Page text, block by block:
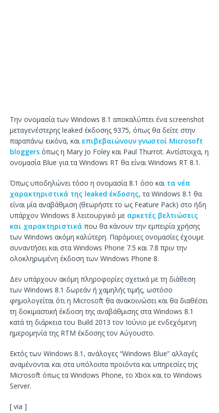
Την ονομασία των Windows 8.1 αποκαλύπτει ένα screenshot
μεταγενέστερης leaked έκδοσης 9375, όπως θα δείτε στην
παραπάνω εικόνα, και επιβεβαιώνουν γνωστοί Microsoft
bloggers όπως η Mary Jo Foley και Paul Thurrot. Αντίστοιχα, η
ονομασία Blue για τα Windows RT θα είναι Windows RT 8.1.
Όπως υποδηλώνει τόσο η ονομασία 8.1 όσο και τα νέα
χαρακτηριστικά της leaked έκδοσης, τα Windows 8.1 θα
είναι μία αναβάθμιση (θεωρήστε το ως Feature Pack) στο ήδη
υπάρχον Windows 8 λειτουργικό με αρκετές βελτιώσεις
και χαρακτηριστικά που θα κάνουν την εμπειρία χρήσης
των Windows ακόμη καλύτερη. Παρόμοιες ονομασίες έχουμε
συναντήσει και στα Windows Phone 7.5 και 7.8 πριν την
ολοκληρωμένη έκδοση των Windows Phone 8.
Δεν υπάρχουν ακόμη πληροφορίες σχετικά με τη διάθεση
των Windows 8.1 δωρεάν ή χαμηλής τιμής, ωστόσο
φημολογείται ότι η Microsoft θα ανακοινώσει και θα διαθέσει
τη δοκιμαστική έκδοση της αναβάθμισης στα Windows 8.1
κατά τη διάρκεια του Build 2013 τον Ιούνιο με ενδεχόμενη
ημερομηνία της RTM έκδοσης τον Αύγουστο.
Εκτός των Windows 8.1, ανάλογες “Windows Blue” αλλαγές
αναμένονται και στα υπόλοιπα προϊόντα και υπηρεσίες της
Microsoft όπως τα Windows Phone, το Xbox και το Windows
Server.
[ via ]